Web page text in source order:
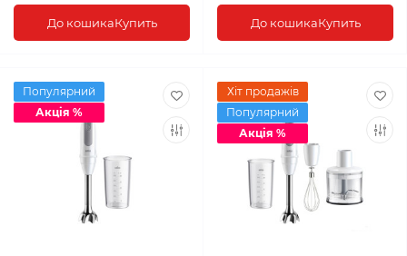
До кошикаКупить До кошикаКупить
Популярний
Акція %
Хіт продажів
Популярний
Акція %